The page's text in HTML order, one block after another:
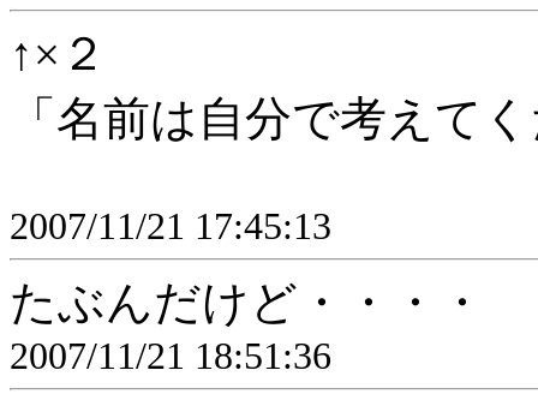
↑×２
「名前は自分で考えて
2007/11/21 17:45:13
たぶんだけど・・・・
2007/11/21 18:51:36